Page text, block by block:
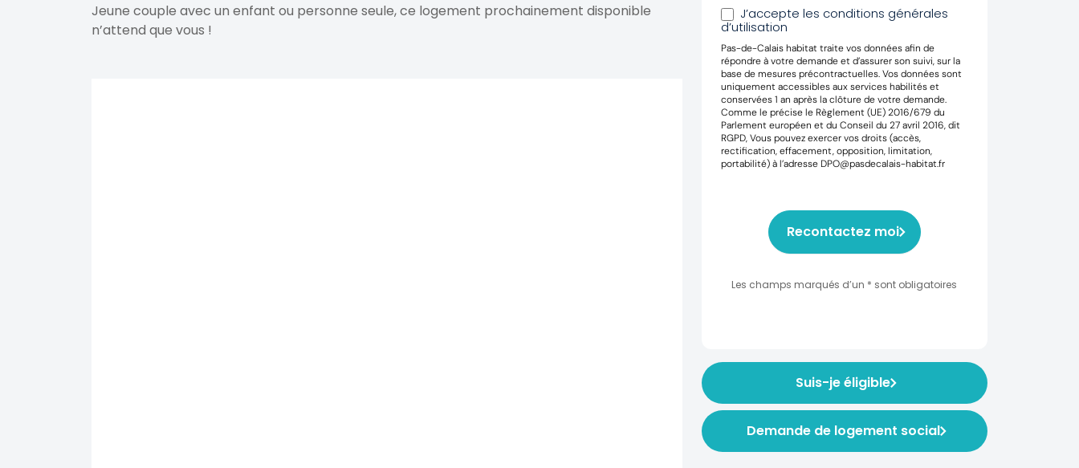
Jeune couple avec un enfant ou personne seule, ce logement prochainement disponible
n’attend que vous !
J’accepte les conditions générales
d’utilisation
Pas-de-Calais habitat traite vos données afin de
répondre à votre demande et d’assurer son suivi, sur la
base de mesures précontractuelles. Vos données sont
uniquement accessibles aux services habilités et
conservées 1 an après la clôture de votre demande.
Comme le précise le Règlement (UE) 2016/679 du
Parlement européen et du Conseil du 27 avril 2016, dit
RGPD, Vous pouvez exercer vos droits (accès,
rectification, effacement, opposition, limitation,
portabilité) à l’adresse DPO@pasdecalais-habitat.fr
Recontactez moi
Les champs marqués d’un * sont obligatoires
Suis-je éligible
Demande de logement social